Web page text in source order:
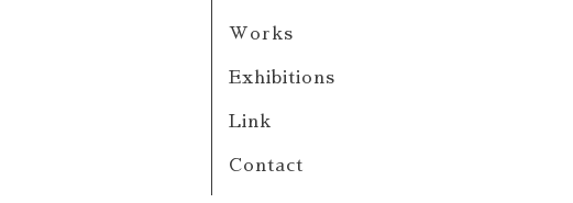
Works
Exhibitions
Link
Contact